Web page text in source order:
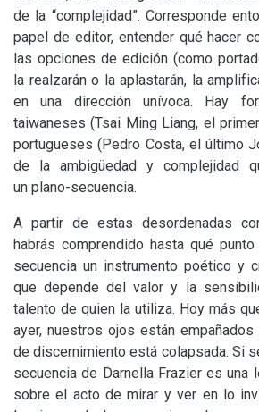
de la “complejidad”. Corresponde
papel de editor, entender qué hacer
las opciones de edición (como
la realzarán o la aplastarán, la
en una dirección unívoca. Hay
taiwaneses (Tsai Ming Liang, el
portugueses (Pedro Costa, el último
de la ambigüedad y complejidad
un plano-secuencia.
A partir de estas desordenadas
habrás comprendido hasta qué
secuencia un instrumento poético y
que depende del valor y la
talento de quien la utiliza. Hoy más
ayer, nuestros ojos están
de discernimiento está colapsada. Si
secuencia de Darnella Frazier es una
sobre el acto de mirar y ver en lo